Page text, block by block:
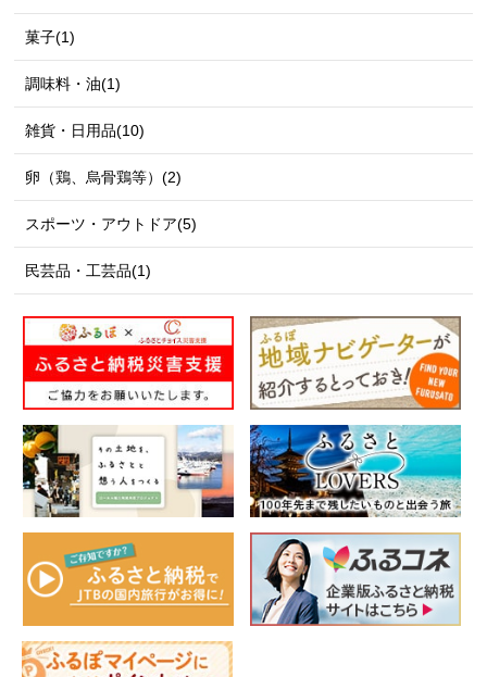
菓子(1)
調味料・油(1)
雑貨・日用品(10)
卵（鶏、烏骨鶏等）(2)
スポーツ・アウトドア(5)
民芸品・工芸品(1)